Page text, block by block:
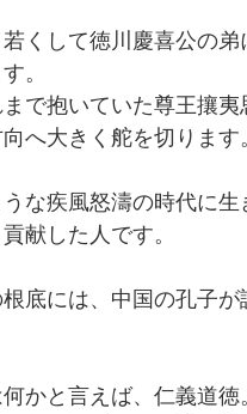
くして徳川慶喜公の
。
で抱いていた尊王攘
へ大きく舵を切ります
な疾風怒濤の時代に
献した人です。
底には、中国の孔子
何かと言えば、仁義道徳